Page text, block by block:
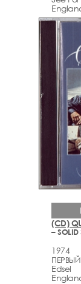
(CD)
– SOLID
1974
Edsel